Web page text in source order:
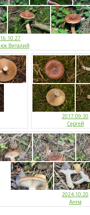
Виталий
2017.09.30
Сергей
2024.10.20
Анна